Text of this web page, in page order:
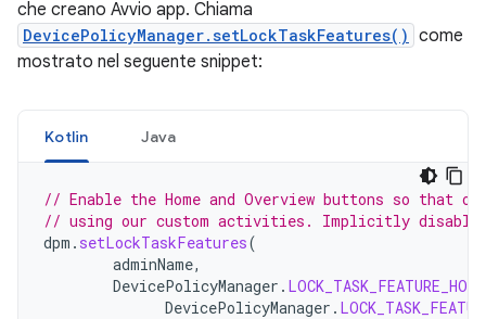
che creano Avvio app. Chiama
DevicePolicyManager.setLockTaskFeatures() come
mostrato nel seguente snippet:
Kotlin Java
// Enable the Home and Overview buttons so that
// using our custom activities. Implicitly
dpm . setLockTaskFeatures(
adminName,
DevicePolicyManager . LOCK_TASK_FEATURE_HOME
DevicePolicyManager .